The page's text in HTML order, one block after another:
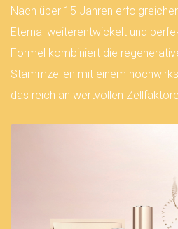
Nach über 15 Jahren
Eternal weiterentwickelt und
Formel kombiniert die
Stammzellen mit einem
das reich an wertvollen